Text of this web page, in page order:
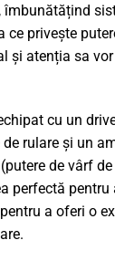
îmbunătățind
ce privește
și atenția sa
cu un
rulare și un
de vârf
perfectă
a oferi o